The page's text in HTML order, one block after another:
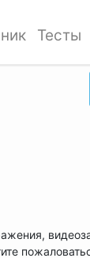
Тесты